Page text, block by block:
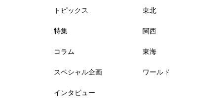
トピックス
特集
コラム
スペシャル企画
インタビュー
東北
関西
東海
ワールド